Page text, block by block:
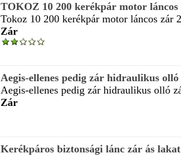
TOKOZ 10 200 kerékpár motor láncos
Tokoz 10 200 kerékpár motor láncos zár
Zár
Aegis-ellenes pedig zár hidraulikus
Aegis-ellenes pedig zár hidraulikus olló
Zár
Kerékpáros biztonsági lánc zár ás